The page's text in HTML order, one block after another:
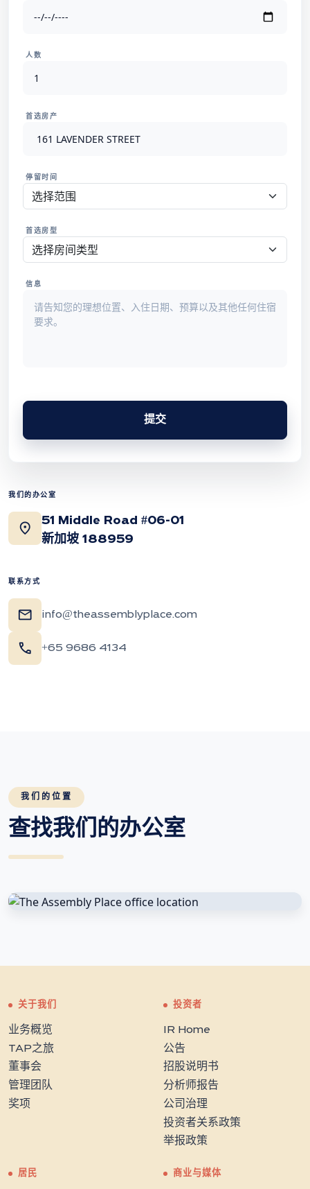
地
人数
首选房产
停留时间
首选房型
信息
提交
我们的办公室
location_on
51 Middle Road #06-01
新加坡 188959
联系方式
mail info@theassemblyplace.com
call +65 9686 4134
我们的位置
查找我们的办公室
关于我们
业务概览
TAP之旅
董事会
管理团队
奖项
投资者
IR Home
公告
招股说明书
分析师报告
公司治理
投资者关系政策
举报政策
居民 商业与媒体